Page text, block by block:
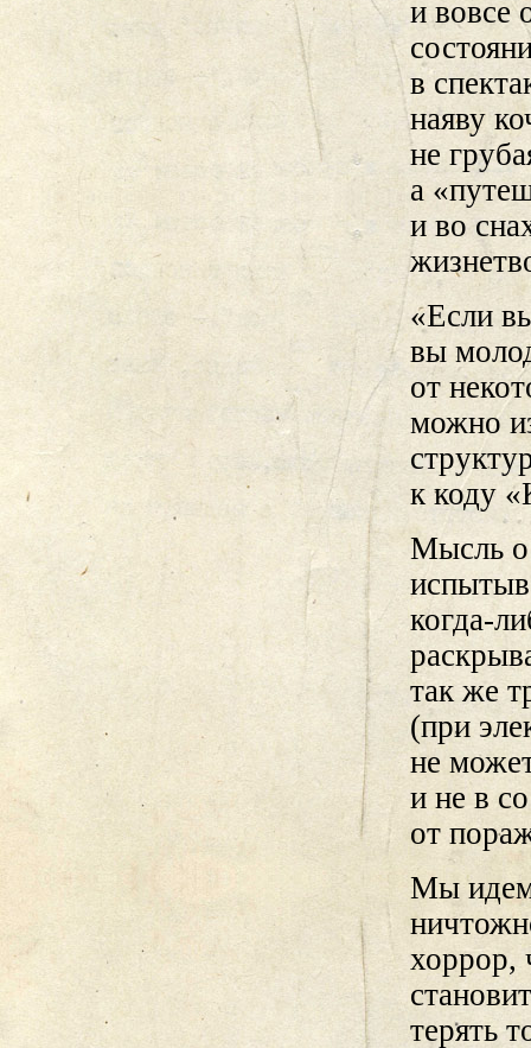
и вовсе
в
наяву
не
а
и во
«Если
вы
от
можно
к коду
Мысль о
когда-
так же
(при
не
и не в
от
Мы идем
хоррор,
терять